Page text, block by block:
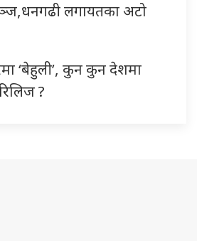
लगायतका अटो
‘बेहुली’, कुन कुन देशमा
?